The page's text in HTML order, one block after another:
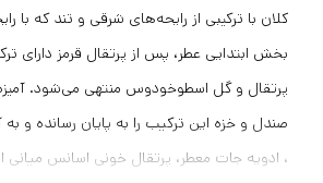
کلان با ترکیبی از رایحه‌های شرقی و تند که
بخش ابتدایی عطر، پس از پرتقال قرمز دارای
پرتقال و گل اسطوخودوس منتهی می‌شود.
صندل و خزه این ترکیب را به پایان رسانده و
، ادویه جات معطر، پرتقال خونی اسانس میانی